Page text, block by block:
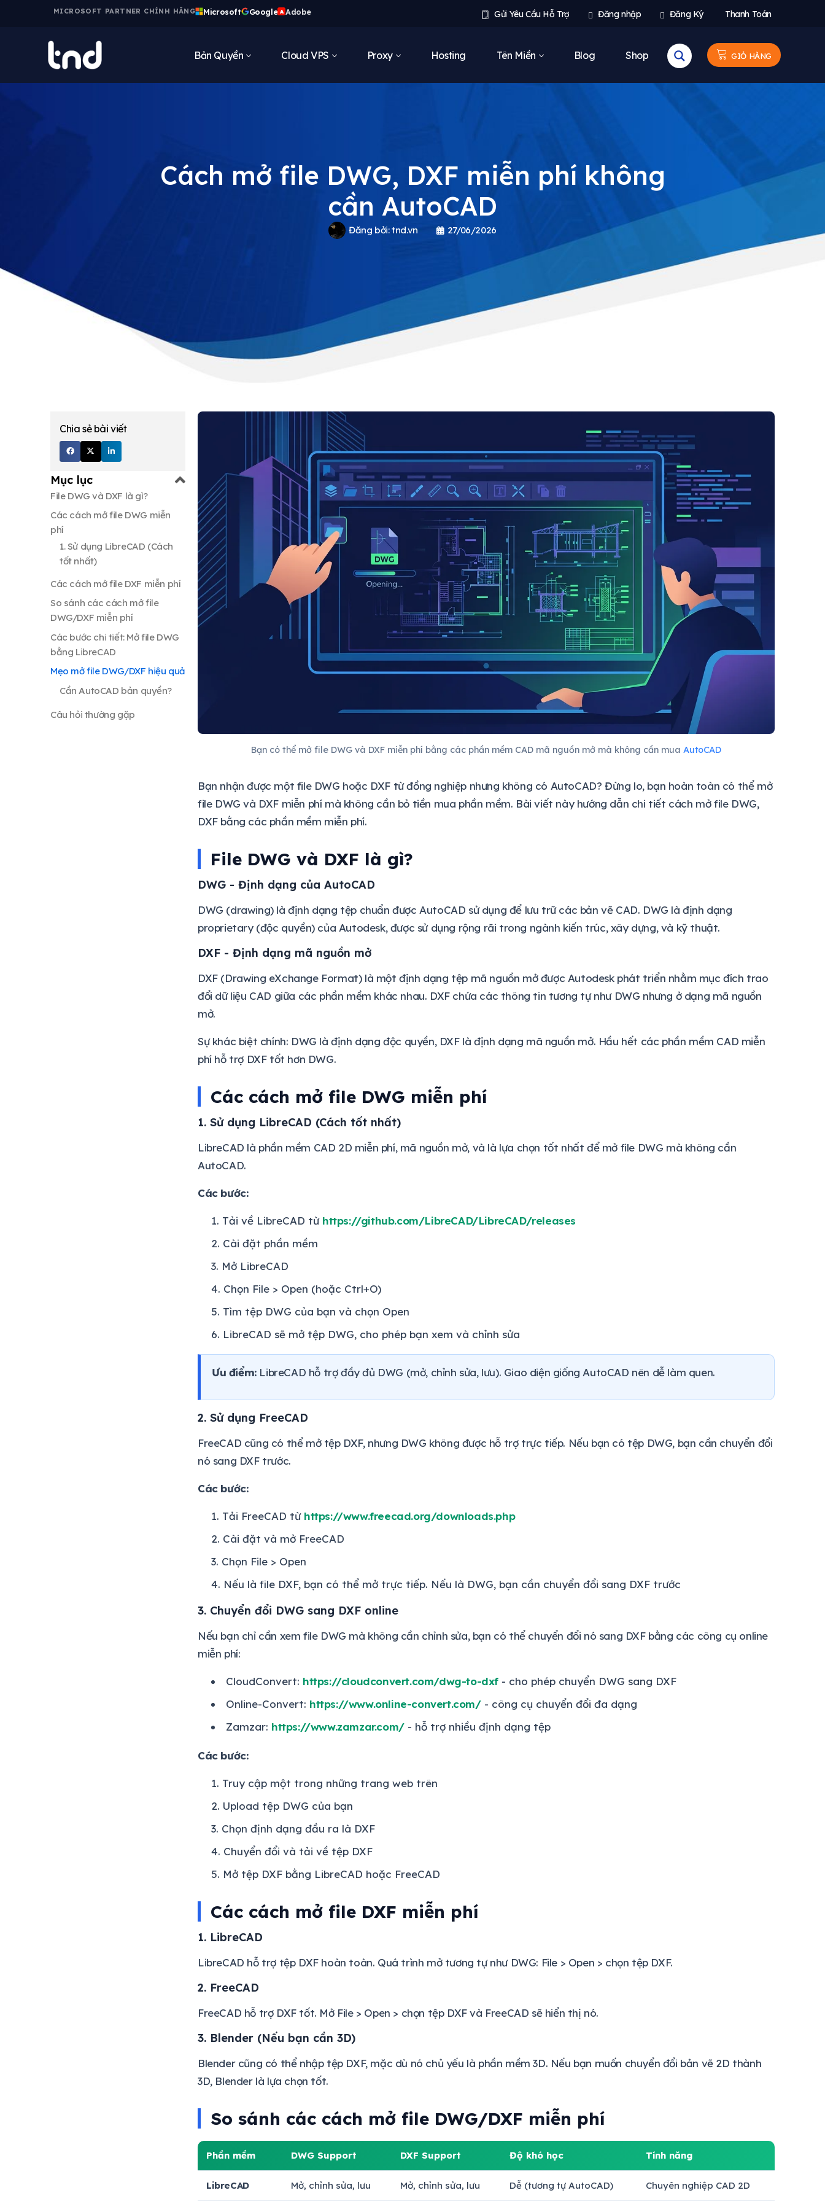
MICROSOFT PARTNER CHÍNH HÃNG Microsoft Google A Adobe Gửi Yêu Cầu Hỗ Trợ Đăng nhập Đăng Ký Thanh Toán
Bản Quyền Cloud VPS Proxy Hosting Tên Miền Blog Shop GIỎ HÀNG
Cách mở file DWG, DXF miễn phí không
cần AutoCAD
Đăng bởi:tnd.vn 27/06/2026
Chia sẻ bài viết
Mục lục
File DWG và DXF là gì?
Các cách mở file DWG miễn
phí
Các cách mở file DXF miễn phí
So sánh các cách mở file
DWG/DXF miễn phí
Các bước chi tiết: Mở file DWG
bằng LibreCAD
Mẹo mở file DWG/DXF hiệu quả
Cần AutoCAD bản quyền?
Câu hỏi thường gặp
Bạn có thể mở file DWG và DXF miễn phí bằng các phần mềm CAD mã nguồn mở mà không cần muaAutoCAD
Bạn nhận được một file DWG hoặc DXF từ đồng nghiệp nhưng không có AutoCAD? Đừng lo, bạn hoàn toàn có thể mở
file DWG và DXF miễn phí mà không cần bỏ tiền mua phần mềm. Bài viết này hướng dẫn chi tiết cách mở file DWG,
DXF bằng các phần mềm miễn phí.
File DWG và DXF là gì?
DWG - Định dạng của AutoCAD
DWG (drawing) là định dạng tệp chuẩn được AutoCAD sử dụng để lưu trữ các bản vẽ CAD. DWG là định dạng
proprietary (độc quyền) của Autodesk, được sử dụng rộng rãi trong ngành kiến trúc, xây dựng, và kỹ thuật.
DXF - Định dạng mã nguồn mở
DXF (Drawing eXchange Format) là một định dạng tệp mã nguồn mở được Autodesk phát triển nhằm mục đích trao
đổi dữ liệu CAD giữa các phần mềm khác nhau. DXF chứa các thông tin tương tự như DWG nhưng ở dạng mã nguồn
mở.
Sự khác biệt chính: DWG là định dạng độc quyền, DXF là định dạng mã nguồn mở. Hầu hết các phần mềm CAD miễn
phí hỗ trợ DXF tốt hơn DWG.
Các cách mở file DWG miễn phí
1. Sử dụng LibreCAD (Cách tốt nhất)
LibreCAD là phần mềm CAD 2D miễn phí, mã nguồn mở, và là lựa chọn tốt nhất để mở file DWG mà không cần
AutoCAD.
Các bước:
Tải về LibreCAD từ https://github.com/LibreCAD/LibreCAD/releases
Cài đặt phần mềm
Mở LibreCAD
Chọn File > Open (hoặc Ctrl+O)
Tìm tệp DWG của bạn và chọn Open
LibreCAD sẽ mở tệp DWG, cho phép bạn xem và chỉnh sửa
Ưu điểm:LibreCAD hỗ trợ đầy đủ DWG (mở, chỉnh sửa, lưu). Giao diện giống AutoCAD nên dễ làm quen.
2. Sử dụng FreeCAD
FreeCAD cũng có thể mở tệp DXF, nhưng DWG không được hỗ trợ trực tiếp. Nếu bạn có tệp DWG, bạn cần chuyển đổi
nó sang DXF trước.
Các bước:
Tải FreeCAD từ https://www.freecad.org/downloads.php
Cài đặt và mở FreeCAD
Chọn File > Open
Nếu là file DXF, bạn có thể mở trực tiếp. Nếu là DWG, bạn cần chuyển đổi sang DXF trước
3. Chuyển đổi DWG sang DXF online
Nếu bạn chỉ cần xem file DWG mà không cần chỉnh sửa, bạn có thể chuyển đổi nó sang DXF bằng các công cụ online
miễn phí:
CloudConvert: https://cloudconvert.com/dwg-to-dxf - cho phép chuyển DWG sang DXF
Online-Convert: https://www.online-convert.com/- công cụ chuyển đổi đa dạng
Zamzar: https://www.zamzar.com/- hỗ trợ nhiều định dạng tệp
Các bước:
Truy cập một trong những trang web trên
Upload tệp DWG của bạn
Chọn định dạng đầu ra là DXF
Chuyển đổi và tải về tệp DXF
Mở tệp DXF bằng LibreCAD hoặc FreeCAD
Các cách mở file DXF miễn phí
1. LibreCAD
LibreCAD hỗ trợ tệp DXF hoàn toàn. Quá trình mở tương tự như DWG: File > Open > chọn tệp DXF.
2. FreeCAD
FreeCAD hỗ trợ DXF tốt. Mở File > Open > chọn tệp DXF và FreeCAD sẽ hiển thị nó.
3. Blender (Nếu bạn cần 3D)
Blender cũng có thể nhập tệp DXF, mặc dù nó chủ yếu là phần mềm 3D. Nếu bạn muốn chuyển đổi bản vẽ 2D thành
3D, Blender là lựa chọn tốt.
So sánh các cách mở file DWG/DXF miễn phí
Phần mềm DWG Support DXF Support Độ khó học Tính năng
LibreCAD Mở, chỉnh sửa, lưu Mở, chỉnh sửa, lưu Dễ (tương tự AutoCAD) Chuyên nghiệp CAD 2D